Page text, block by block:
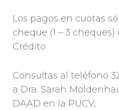
Los pagos en cuotas
cheque (1 – 3
Crédito
Consultas al teléfono
a Dra. Sarah
DAAD en la PUCV,